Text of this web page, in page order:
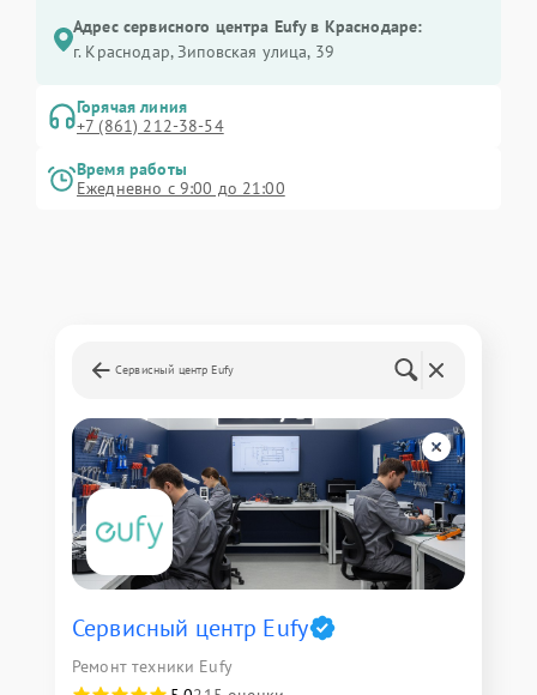
Адрес сервисного центра Eufy в Краснодаре:
г. Краснодар, Зиповская улица, 39
Горячая линия
+7 (861) 212-38-54
Время работы
Ежедневно с 9:00 до 21:00
Сервисный центр Eufy
Сервисный центр Eufy
Ремонт техники Eufy